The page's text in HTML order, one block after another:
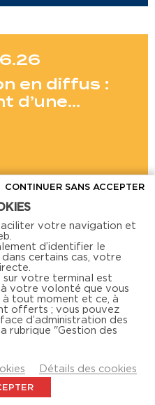
en diffus :
d’une…
actus
les réseaux sociaux
DOCUMENTATION
votre navigation et
d’identifier le
certains cas, votre
sur votre terminal est
votre volonté que vous
tout moment et ce, à
offerts ; vous pouvez
d’administration des
rubrique "Gestion des
Détails des cookies
CONTINUER SANS ACCEPTER